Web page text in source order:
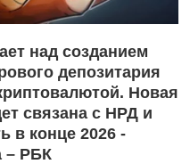
над созданием
депозитария
Новая
связана с НРД и
в конце 2026 -
– РБК